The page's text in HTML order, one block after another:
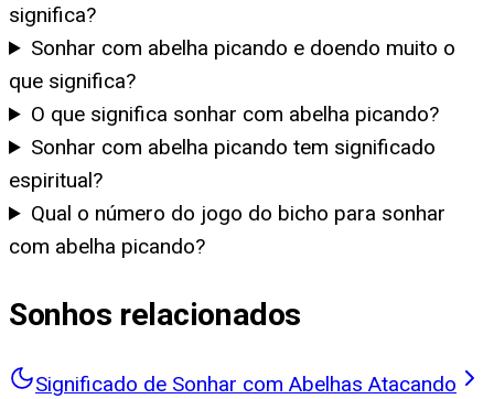
significa?
Sonhar com abelha picando e doendo muito o
que significa?
O que significa sonhar com abelha picando?
Sonhar com abelha picando tem significado
espiritual?
Qual o número do jogo do bicho para sonhar
com abelha picando?
Sonhos relacionados
Significado de Sonhar com Abelhas Atacando